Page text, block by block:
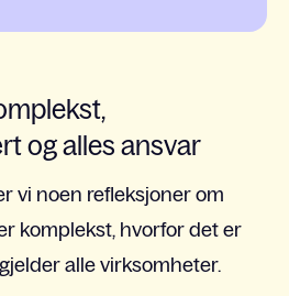
og alles ansvar
vi noen refleksjoner om
komplekst, hvorfor det er
alle virksomheter.